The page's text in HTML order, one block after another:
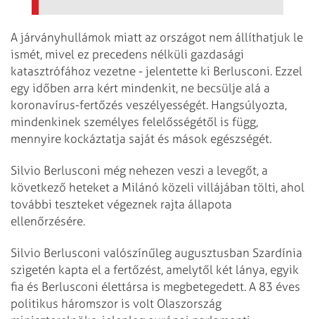
A járványhullámok miatt az országot nem állíthatjuk le
ismét, mivel ez precedens nélküli gazdasági
katasztrófához vezetne - jelentette ki Berlusconi. Ezzel
egy időben arra kért mindenkit, ne becsülje alá a
koronavírus-fertőzés veszélyességét. Hangsúlyozta,
mindenkinek személyes felelősségétől is függ,
mennyire kockáztatja saját és mások egészségét.
Silvio Berlusconi még nehezen veszi a levegőt, a
következő heteket a Milánó közeli villájában tölti, ahol
további teszteket végeznek rajta állapota
ellenőrzésére.
Silvio Berlusconi valószínűleg augusztusban Szardínia
szigetén kapta el a fertőzést, amelytől két lánya, egyik
fia és Berlusconi élettársa is megbetegedett. A 83 éves
politikus háromszor is volt Olaszország